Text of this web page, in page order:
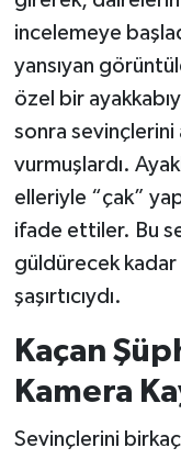
incelemeye
yansıyan
özel bir
sonra sevinçlerini
vurmuşlardı.
elleriyle “çak”
ifade ettiler. Bu
güldürecek
şaşırtıcıydı.
Kaçan
Kamera
Sevinçlerini